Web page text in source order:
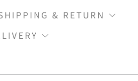
& RETURN